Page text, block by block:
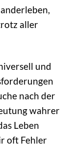
aller
und
nach der
wahrer
Leben
oft Fehler